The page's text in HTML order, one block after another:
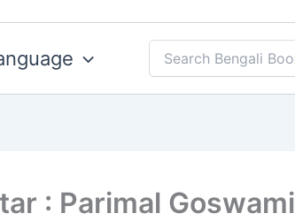
Search
: Parimal Goswami